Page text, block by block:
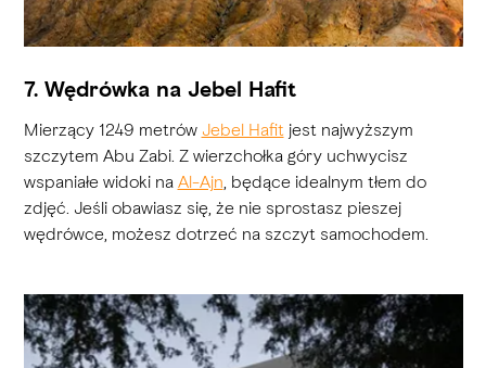
7. Wędrówka na Jebel Hafit
Mierzący 1249 metrów Jebel Hafitjest najwyższym
szczytem Abu Zabi. Z wierzchołka góry uchwycisz
wspaniałe widoki na Al-Ajn, będące idealnym tłem do
zdjęć. Jeśli obawiasz się, że nie sprostasz pieszej
wędrówce, możesz dotrzeć na szczyt samochodem.